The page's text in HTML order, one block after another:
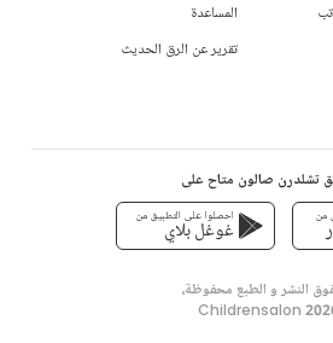
المساعدة
تقرير عن الرق الحديث
تشلدرن صالون متاح على
من احصلوا على التطبيق من
غوغل بلاي
النشر و الطبع محفوظة،
Childrensalon